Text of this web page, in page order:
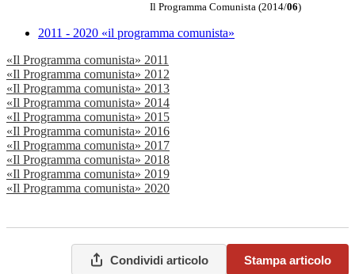
Il Programma Comunista (2014/06)
2011 - 2020 «il programma comunista»
«Il Programma comunista» 2011
«Il Programma comunista» 2012
«Il Programma comunista» 2013
«Il Programma comunista» 2014
«Il Programma comunista» 2015
«Il Programma comunista» 2016
«Il Programma comunista» 2017
«Il Programma comunista» 2018
«Il Programma comunista» 2019
«Il Programma comunista» 2020
Condividi articolo Stampa articolo